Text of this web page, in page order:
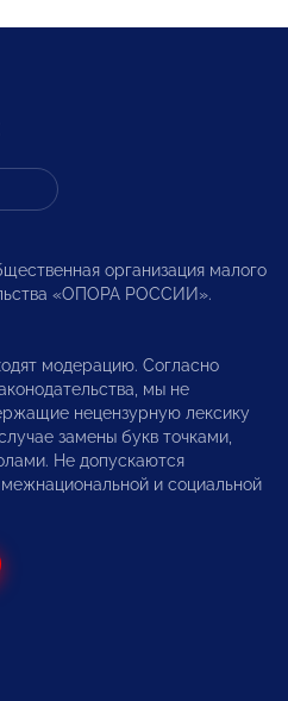
организация малого
«ОПОРА РОССИИ».
модерацию. Согласно
мы не
нецензурную лексику
замены букв точками,
Не допускаются
и социальной